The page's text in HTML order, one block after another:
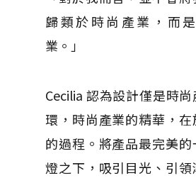
歸類於時尚產業，而
業。」
Cecilia 認為設計僅是時
環，時尚產業的精華，在
的過程。將產品最完美
燈之下，吸引目光、引